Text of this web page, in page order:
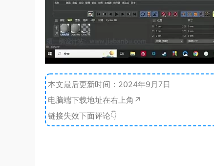
本文最后更新时间：2024年9月7日
电脑端下载地址在右上角↗️
链接失效下面评论👇